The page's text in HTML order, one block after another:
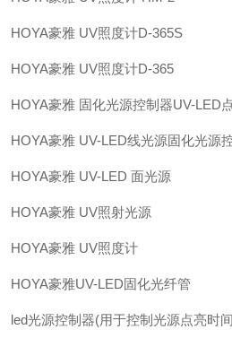
HOYA豪雅 UV照度计D-365S
HOYA豪雅 UV照度计D-365
HOYA豪雅 固化光源控制器UV-LED
HOYA豪雅 UV-LED线光源固化光源
HOYA豪雅 UV-LED 面光源
HOYA豪雅 UV照射光源
HOYA豪雅 UV照度计
HOYA豪雅UV-LED固化光纤管
led光源控制器(用于控制光源点亮时